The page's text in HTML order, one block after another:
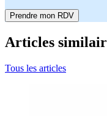
Prendre mon RDV
Articles
Tous les articles